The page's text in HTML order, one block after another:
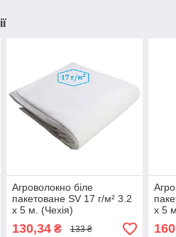
Агроволокно біле
пакетоване SV 17 г/м² 3.2
х 5 м. (Чехія)
130,34₴ 133 ₴
х 5